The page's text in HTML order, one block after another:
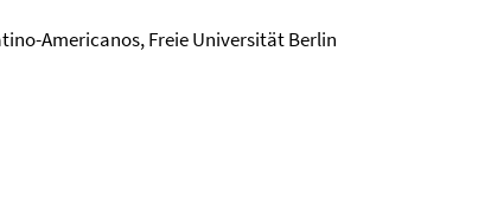
Americanos, Freie Universität Berlin